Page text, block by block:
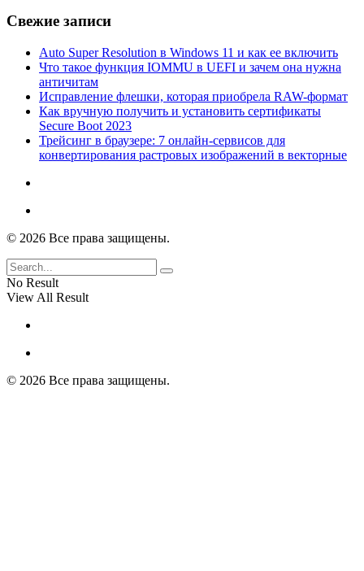
Свежие записи
Auto Super Resolution в Windows 11 и как ее включить
Что такое функция IOMMU в UEFI и зачем она нужна
античитам
Исправление флешки, которая приобрела RAW-формат
Как вручную получить и установить сертификаты
Secure Boot 2023
Трейсинг в браузере: 7 онлайн-сервисов для
конвертирования растровых изображений в векторные
© 2026 Все права защищены.
No Result
View All Result
© 2026 Все права защищены.